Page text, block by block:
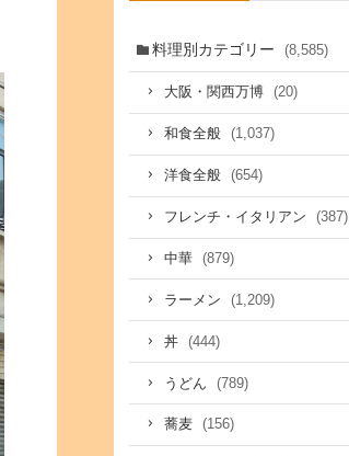
料理別カテゴリー (8,585)
大阪・関西万博 (20)
和食全般 (1,037)
洋食全般 (654)
フレンチ・イタリアン (387)
中華 (879)
ラーメン (1,209)
丼 (444)
うどん (789)
蕎麦 (156)